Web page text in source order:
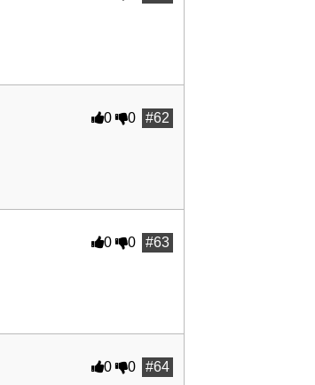
#62
0 0
#63
0 0
#64
0 0